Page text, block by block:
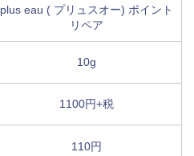
plus eau ( プリュスオー) ポイント
リペア
10g
1100円+税
110円